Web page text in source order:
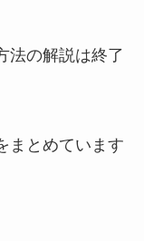
法の解説は終了
まとめています